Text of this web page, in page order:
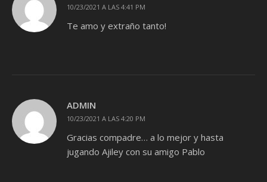
10/23/2021 A LAS 4:41 PM
Te amo y extraño tanto!
ADMIN
10/23/2021 A LAS 4:20 PM
Gracias compadre… a lo mejor y hasta
jugando Ajiley con su amigo Pablo